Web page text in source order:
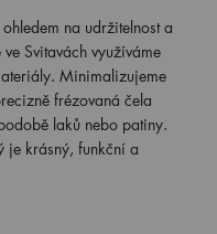
na udržitelnost a
Svitavách využíváme
Minimalizujeme
frézovaná čela
laků nebo patiny.
je krásný, funkční a